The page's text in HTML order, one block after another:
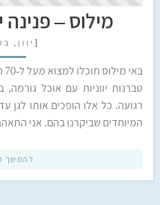
מילוס – פנינה
[ יוון ,
טברנות יווניות עם אוכל גורמה,
רגועה. כל אלו הופכים אותו לגן
המיוחדים שביקרנו בהם. אני
להמשך